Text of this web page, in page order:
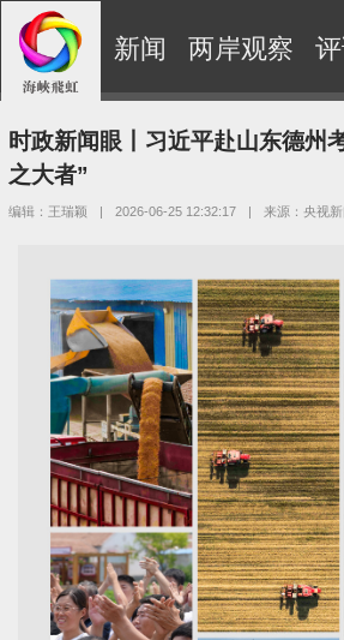
新闻 两岸观察
时政新闻眼丨习近平赴山东德州
之大者”
编辑：王瑞颖 | 2026-06-25 12:32:17 | 来源：央视